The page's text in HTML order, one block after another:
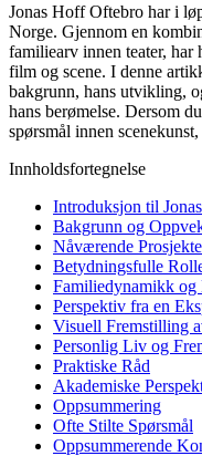
Jonas Hoff Oftebro har i
Norge. Gjennom en
familiearv innen teater, har
film og scene. I denne
bakgrunn, hans utvikling,
hans berømelse. Dersom
spørsmål innen
Innholdsfortegnelse
Introduksjon til
Bakgrunn og
Nåværende
Betydningsfulle
Familiedynamikk og
Perspektiv fra en
Visuell Fremstilling
Personlig Liv og
Praktiske Råd
Akademiske
Oppsummering
Ofte Stilte Spørsmål
Oppsummerende